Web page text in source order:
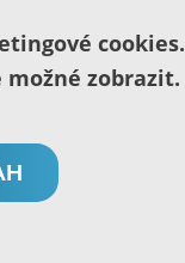
cookies.
zobrazit.